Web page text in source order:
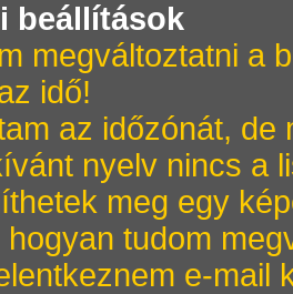
beállítások
megváltoztatni a
idő!
az időzónát, de
nyelv nincs a
meg egy
tudom
e-mail